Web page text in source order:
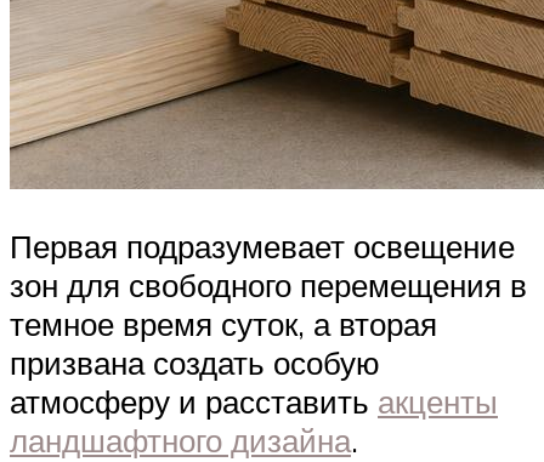
Первая подразумевает освещение
зон для свободного перемещения в
темное время суток, а вторая
призвана создать особую
атмосферу и расставить акценты
ландшафтного дизайна.